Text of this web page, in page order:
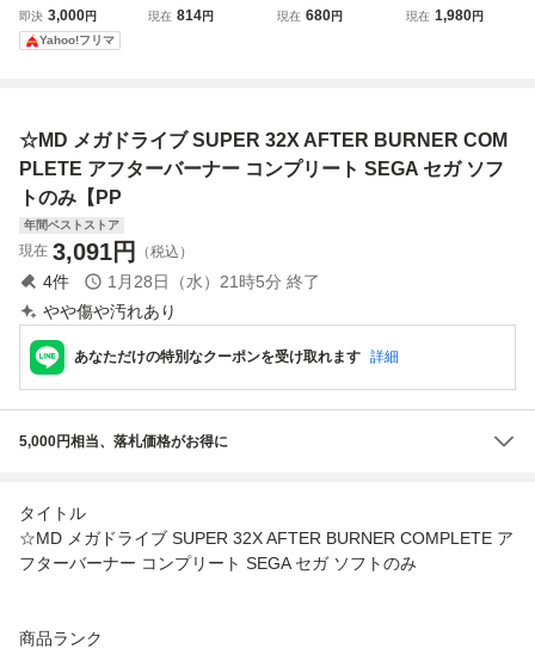
バーナー コンプリ
ート 【32X】箱の
み
即決 3,000円
Yahoo!フリマ
2 メガドライブ M
現在 814円
MD ヴァーミリオ
現在 680円
スペースハリアー
現在 1,980円
☆MD メガドライブ SUPER 32X AFTER BURNER COM
PLETE アフターバーナー コンプリート SEGA セガ ソフ
トのみ【PP
年間ベストストア
現在 3,091円 （税込）
4件 1月28日（水）21時5分 終了
やや傷や汚れあり
あなただけの特別なクーポンを受け取れます 詳細
5,000円相当、落札価格がお得に
タイトル
☆MD メガドライブ SUPER 32X AFTER BURNER COMPLETE ア
フターバーナー コンプリート SEGA セガ ソフトのみ
商品ランク